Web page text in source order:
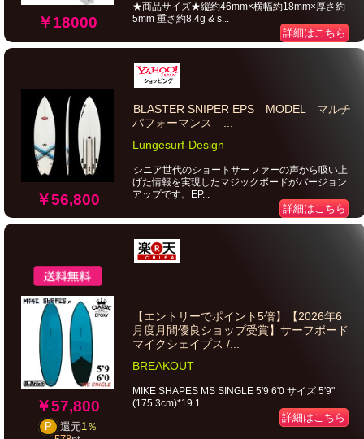
￥18000
★商品サイズ★縦約46mm×横幅約18mm×厚さ約
5mm 重さ約8.4g & s...
詳細はこちら
￥56,800
BLASTER SNIPER EPS MODEL マルチ
パフォーマンス ...
Lungesurf-Design
シニア世代のショートサーファーの声から吸い上
げた情報を実現したマジックボードがバージョン
アップです。EP...
詳細はこちら
￥57,800
P 還元1％
【エントリーでポイント5倍】【2026年6
月度月間優良ショップ受賞】サーフボード
マイクシェイプス /...
BREAKOUT
MIKE SHAPES MS SINGLE 5'9 6'0 サイズ 5'9"
(175.3cm)*19 1...
詳細はこちら